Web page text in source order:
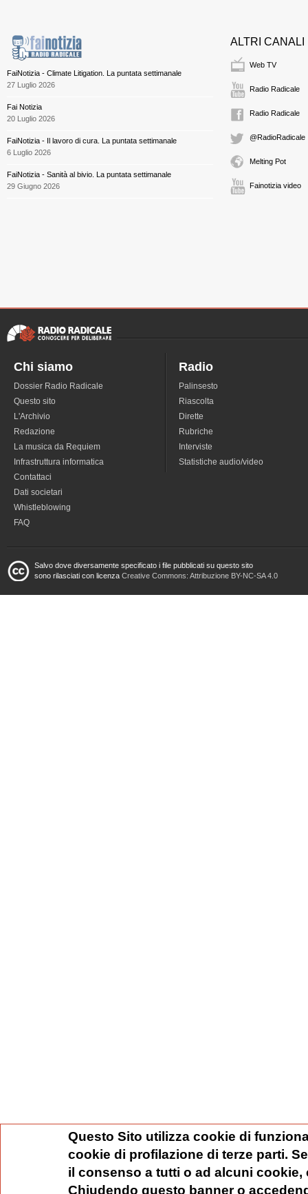
FaiNotizia - Climate Litigation. La puntata settimanale
27 Luglio 2026
Fai Notizia
20 Luglio 2026
FaiNotizia - Il lavoro di cura. La puntata settimanale
6 Luglio 2026
FaiNotizia - Sanità al bivio. La puntata settimanale
29 Giugno 2026
ALTRI CANALI
Web TV
Radio Radicale
Radio Radicale
@RadioRadicale
Melting Pot
Fainotizia video
Chi siamo
Dossier Radio Radicale
Questo sito
L'Archivio
Redazione
La musica da Requiem
Infrastruttura informatica
Contattaci
Dati societari
Whistleblowing
FAQ
Radio
Palinsesto
Riascolta
Dirette
Rubriche
Interviste
Statistiche audio/video
Salvo dove diversamente specificato i file pubblicati su questo sito
sono rilasciati con licenza Creative Commons: Attribuzione BY-NC-SA 4.0
Questo Sito utilizza cookie di
cookie di profilazione di terze parti.
il consenso a tutti o ad alcuni
Chiudendo questo banner o